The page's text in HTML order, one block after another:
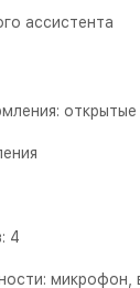
ассистента
открытые
4
микрофон,